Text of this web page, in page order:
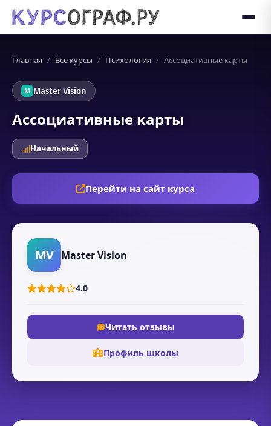
Главная Все курсы Психология Ассоциативные карты
M Master Vision
Ассоциативные карты
Начальный
Перейти на сайт курса
MV Master Vision
4.0
Читать отзывы
Профиль школы